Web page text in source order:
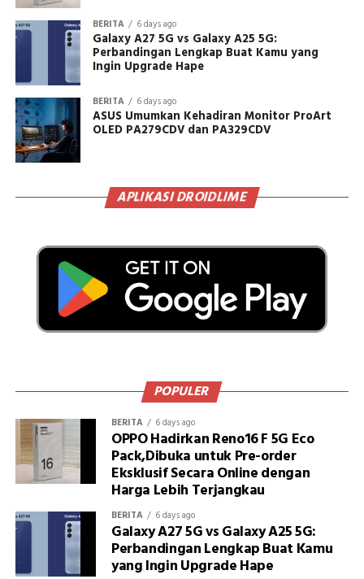
BERITA 6 days ago
Galaxy A27 5G vs Galaxy A25 5G:
Perbandingan Lengkap Buat Kamu yang
Ingin Upgrade Hape
BERITA 6 days ago
ASUS Umumkan Kehadiran Monitor ProArt
OLED PA279CDV dan PA329CDV
APLIKASI DROIDLIME
POPULER
BERITA 6 days ago
OPPO Hadirkan Reno16 F 5G Eco
Pack,Dibuka untuk Pre-order
Eksklusif Secara Online dengan
Harga Lebih Terjangkau
BERITA 6 days ago
Galaxy A27 5G vs Galaxy A25 5G:
Perbandingan Lengkap Buat Kamu
yang Ingin Upgrade Hape